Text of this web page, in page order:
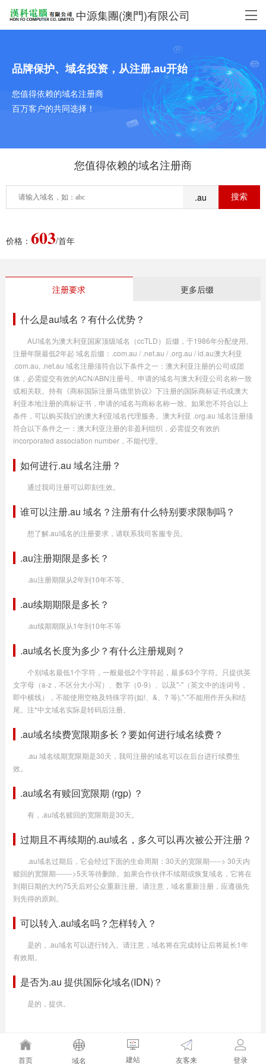
中源集團(澳門)有限公司
品牌保护、域名投资，从注册.au开始
您值得依赖的域名注册商
百万客户的共同选择！
您值得依赖的域名注册商
.au
价格： 603/首年
注册要求 更多后缀
什么是au域名？有什么优势？
AU域名为澳大利亚国家顶级域名（ccTLD）后缀，于1986年分配使用。
注册年限最低2年起 域名后缀：.com.au / .net.au / .org.au / id.au澳大利亚
.com.au, .net.au 域名注册须符合以下条件之一：澳大利亚注册的公司或团
体，必需提交有效的ACN/ABN注册号。申请的域名与澳大利亚公司名称一致
或相关联。持有《商标国际注册马德里协议》下注册的国际商标证书或澳大
利亚本地注册的商标证书，申请的域名与商标名称一致。如果您不符合以上
条件，可以购买我们的澳大利亚域名代理服务。澳大利亚 .org.au 域名注册须
符合以下条件之一：澳大利亚注册的非盈利组织，必需提交有效的
incorporated association number，不能代理。
如何进行.au 域名注册？
通过我司注册可以即刻生效。
谁可以注册.au 域名？注册有什么特别要求限制吗？
想了解.au域名的注册要求，请联系我司客服专员。
.au注册期限是多长？
.au注册期限从2年到10年不等。
.au续期期限是多长？
.au续期期限从1年到10年不等
.au域名长度为多少？有什么注册规则？
个别域名最低1个字符，一般最低2个字符起，最多63个字符。只提供英
文字母（a-z，不区分大小写）、数字（0-9）、以及"-"（英文中的连词号，
即中横线），不能使用空格及特殊字符(如!、&、? 等),"-"不能用作开头和结
尾。注*中文域名实际是转码后注册。
.au域名续费宽限期多长？要如何进行域名续费？
.au 域名续期宽限期是30天，我司注册的域名可以在后台进行续费生
效。
.au域名有赎回宽限期 (rgp) ？
有，.au域名赎回的宽限期是30天。
过期且不再续期的.au域名，多久可以再次被公开注册？
.au域名过期后，它会经过下面的生命周期：30天的宽限期-----> 30天内
赎回的宽限期------->5天等待删除。如果合作伙伴不续期或恢复域名，它将在
到期日期的大约75天后对公众重新注册。请注意，域名重新注册，应遵循先
到先得的原则。
可以转入.au域名吗？怎样转入？
是的，.au域名可以进行转入。请注意，域名将在完成转让后将延长1年
有效期。
是否为.au 提供国际化域名(IDN)？
是的，提供。
首页 域名 建站 友客来 登录